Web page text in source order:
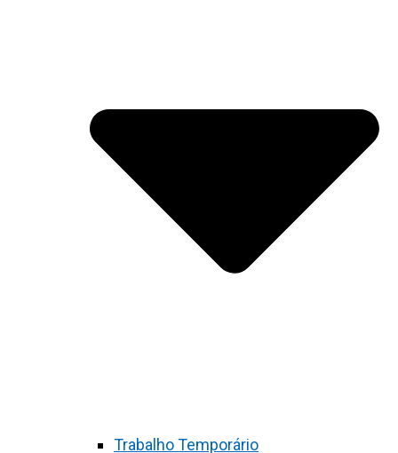
Trabalho Temporário